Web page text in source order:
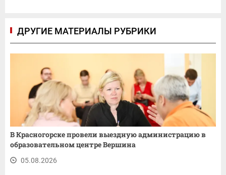
ДРУГИЕ МАТЕРИАЛЫ РУБРИКИ
В Красногорске провели выездную администрацию в
образовательном центре Вершина
05.08.2026